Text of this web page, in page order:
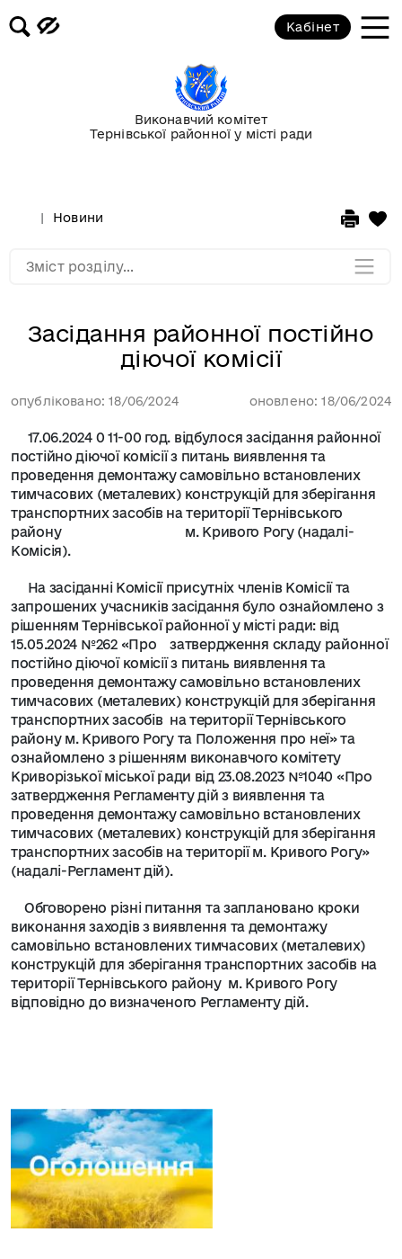
Виконавчий комітет
Тернівської районної у місті ради
Кабінет
Новини
Засідання районної постійно
діючої комісії
опубліковано: 18/06/2024 оновлено: 18/06/2024
17.06.2024 0 11-00 год. відбулося засідання районної
постійно діючої комісії з питань виявлення та
проведення демонтажу самовільно встановлених
тимчасових (металевих) конструкцій для зберігання
транспортних засобів на території Тернівського
району м. Кривого Рогу (надалі-
Комісія).
На засіданні Комісії присутніх членів Комісії та
запрошених учасників засідання було ознайомлено з
рішенням Тернівської районної у місті ради: від
15.05.2024 №262 «Про затвердження складу районної
постійно діючої комісії з питань виявлення та
проведення демонтажу самовільно встановлених
тимчасових (металевих) конструкцій для зберігання
транспортних засобів на території Тернівського
району м. Кривого Рогу та Положення про неї» та
ознайомлено з рішенням виконавчого комітету
Криворізької міської ради від 23.08.2023 №1040 «Про
затвердження Регламенту дій з виявлення та
проведення демонтажу самовільно встановлених
тимчасових (металевих) конструкцій для зберігання
транспортних засобів на території м. Кривого Рогу»
(надалі-Регламент дій).
Обговорено різні питання та заплановано кроки
виконання заходів з виявлення та демонтажу
самовільно встановлених тимчасових (металевих)
конструкцій для зберігання транспортних засобів на
території Тернівського району м. Кривого Рогу
відповідно до визначеного Регламенту дій.
Зміст розділу...
Публічні закупівлі